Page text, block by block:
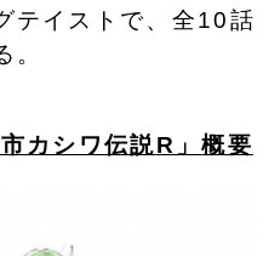
テイストで、全10話
。
カシワ伝説R」概要